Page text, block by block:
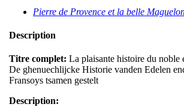
Pierre de Provence et la belle
Description
Titre complet: La plaisante histoire du noble
De ghenuechlijcke Historie vanden Edelen
Fransoys tsamen gestelt
Description: